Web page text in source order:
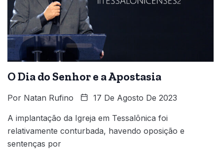
O Dia do Senhor e a Apostasia
Por Natan Rufino 17 De Agosto De 2023
A implantação da Igreja em Tessalônica foi
relativamente conturbada, havendo oposição e
sentenças por